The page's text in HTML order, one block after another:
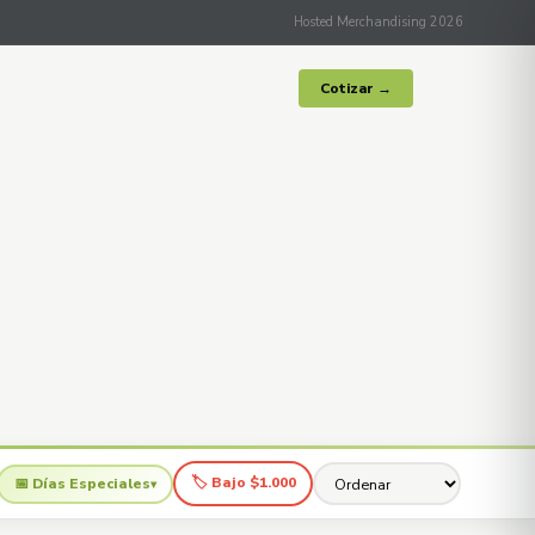
Hosted Merchandising 2026
Cotizar →
📅 Días Especiales▾ 🏷 Bajo $1.000